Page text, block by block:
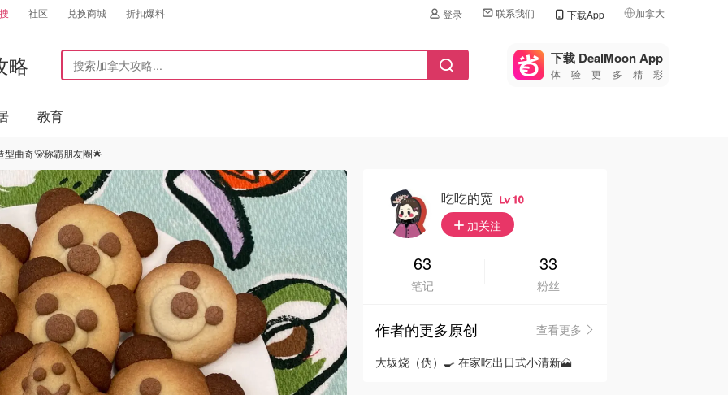
社区 兑换商城 折扣爆料 登录 联系我们 下载App 加拿大
🇺🇸
美国
🇨🇳中国
🇮🇹
🇦🇺
🇳🇿新西兰
略 下载 DealMoon App
体验更多精彩
教育
型曲奇🐻称霸朋友圈🌟
吃吃的宽 10
加关注
63
笔记
33
粉丝
作者的更多原创
查看更多
大坂烧（伪）🍳 在家吃出日式小清新🗻